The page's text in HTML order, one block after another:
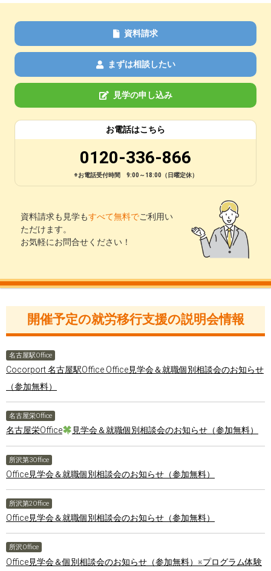
資料請求
まずは相談したい
見学の申し込み
お電話はこちら
0120-336-866
※お電話受付時間 9:00～18:00（日曜定休）
資料請求も見学もすべて無料でご利用い
ただけます。
お気軽にお問合せください！
開催予定の就労移行支援の説明会情報
名古屋駅Office
Cocorport 名古屋駅Office Office見学会＆就職個別相談会のお知らせ
（参加無料）
名古屋栄Office
名古屋栄Office 見学会＆就職個別相談会のお知らせ（参加無料）
所沢第3Office
Office見学会＆就職個別相談会のお知らせ（参加無料）
所沢第2Office
Office見学会＆就職個別相談会のお知らせ（参加無料）
所沢Office
Office見学会＆個別相談会のお知らせ（参加無料）※プログラム体験